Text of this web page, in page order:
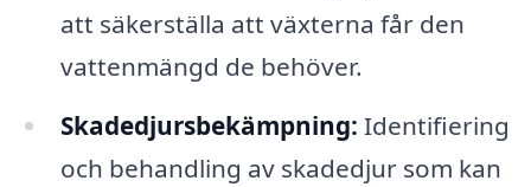
att säkerställa att växterna får den
vattenmängd de behöver.
Skadedjursbekämpning: Identifiering
och behandling av skadedjur som kan